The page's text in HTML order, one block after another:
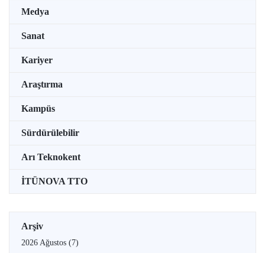
Medya
Sanat
Kariyer
Araştırma
Kampüs
Sürdürülebilir
Arı Teknokent
İTÜNOVA TTO
Arşiv
2026 Ağustos (7)